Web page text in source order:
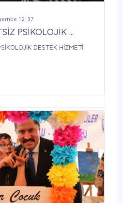
12:37
PSİKOLOJİK ...
DESTEK HİZMETİ